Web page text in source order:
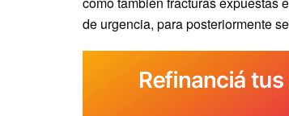
de urgencia, para posteriormente